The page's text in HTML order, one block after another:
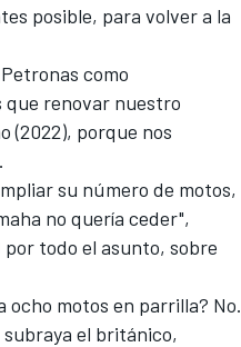
posible, para volver a la
como
renovar nuestro
(2022), porque nos
su número de motos,
no quería ceder",
todo el asunto, sobre
ocho motos en parrilla? No.
subraya el británico,